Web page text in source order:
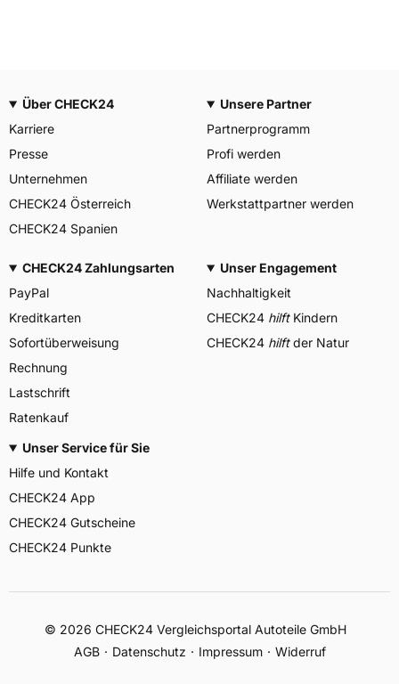
Über CHECK24
Karriere
Presse
Unternehmen
CHECK24 Österreich
CHECK24 Spanien
Unsere Partner
Partnerprogramm
Profi werden
Affiliate werden
Werkstattpartner werden
CHECK24 Zahlungsarten
PayPal
Kreditkarten
Sofortüberweisung
Rechnung
Lastschrift
Ratenkauf
Unser Engagement
Nachhaltigkeit
CHECK24 hilftKindern
CHECK24 hilftder Natur
Unser Service für Sie
Hilfe und Kontakt
CHECK24 App
CHECK24 Gutscheine
CHECK24 Punkte
© 2026 CHECK24 Vergleichsportal Autoteile GmbH
AGB
Datenschutz Impressum Widerruf